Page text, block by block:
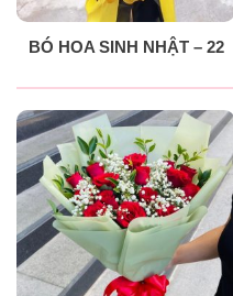
BÓ HOA SINH NHẬT – 22